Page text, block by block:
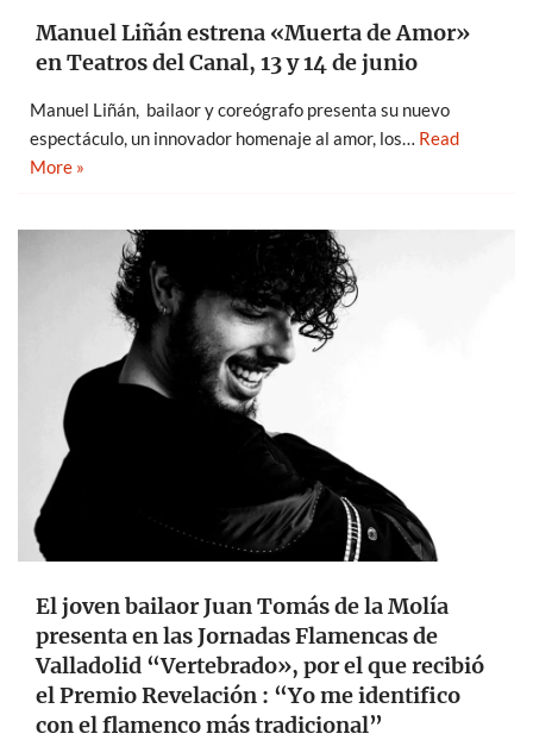
Manuel Liñán estrena «Muerta de Amor»
en Teatros del Canal, 13 y 14 de junio
Manuel Liñán, bailaor y coreógrafo presenta su nuevo
espectáculo, un innovador homenaje al amor, los… Read
More »
El joven bailaor Juan Tomás de la Molía
presenta en las Jornadas Flamencas de
Valladolid “Vertebrado», por el que recibió
el Premio Revelación : “Yo me identifico
con el flamenco más tradicional”